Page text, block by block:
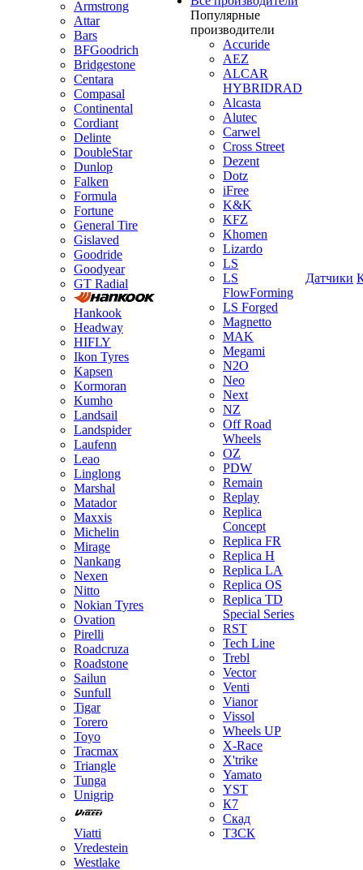
Armstrong
Attar
Bars
BFGoodrich
Bridgestone
Centara
Compasal
Continental
Cordiant
Delinte
DoubleStar
Dunlop
Falken
Formula
Fortune
General Tire
Gislaved
Goodride
Goodyear
GT Radial
Hankook
Headway
HIFLY
Ikon Tyres
Kapsen
Kormoran
Kumho
Landsail
Landspider
Laufenn
Leao
Linglong
Marshal
Matador
Maxxis
Michelin
Mirage
Nankang
Nexen
Nitto
Nokian Tyres
Ovation
Pirelli
Roadcruza
Roadstone
Sailun
Sunfull
Tigar
Torero
Toyo
Tracmax
Triangle
Tunga
Unigrip
Viatti
Vredestein
Westlake
Популярные
производители
Accuride
AEZ
ALCAR
HYBRIDRAD
Alcasta
Alutec
Carwel
Cross Street
Dezent
Dotz
iFree
K&K
KFZ
Khomen
Lizardo
LS
LS
FlowForming
LS Forged
Magnetto
MAK
Megami
N2O
Neo
Next
NZ
Off Road
Wheels
OZ
PDW
Remain
Replay
Replica
Concept
Replica FR
Replica H
Replica LA
Replica OS
Replica TD
Special Series
RST
Tech Line
Trebl
Vector
Venti
Vianor
Vissol
Wheels UP
X-Race
X'trike
Yamato
YST
К7
Скад
ТЗСК
Датчики